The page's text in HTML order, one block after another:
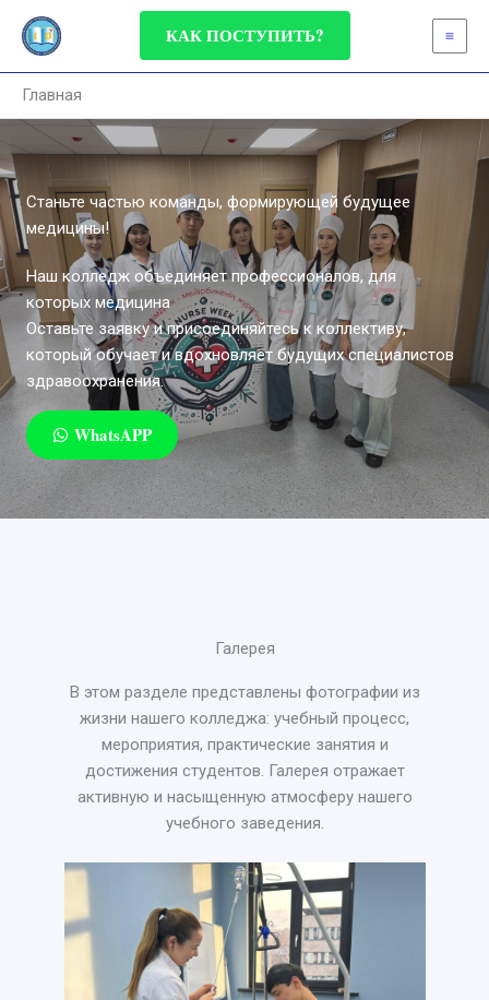
Перейти
КАК ПОСТУПИТЬ?
Главная
Станьте частью команды, формирующей будущее
медицины!
Наш колледж объединяет профессионалов, для
которых медицина
Оставьте заявку и присоединяйтесь к коллективу,
который обучает и вдохновляет будущих специалистов
здравоохранения.
WhatsAPP
Галерея
В этом разделе представлены фотографии из
жизни нашего колледжа: учебный процесс,
мероприятия, практические занятия и
достижения студентов. Галерея отражает
активную и насыщенную атмосферу нашего
учебного заведения.